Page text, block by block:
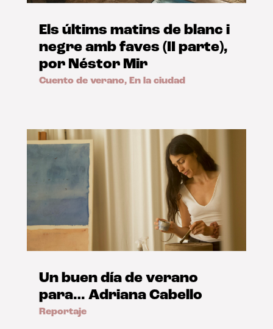
Els últims matins de blanc i
negre amb faves (II parte),
por Néstor Mir
Cuento de verano, En la ciudad
Un buen día de verano
para… Adriana Cabello
Reportaje